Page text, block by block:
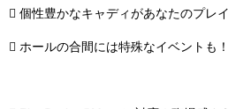
 個性豊かなキャディがあなたのプレ
 ホールの合間には特殊なイベントも！